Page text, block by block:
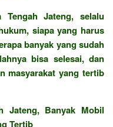
Jateng, selalu
siapa yang harus
banyak yang sudah
bisa selesai, dan
masyarakat yang tertib
Jateng, Banyak Mobil
Tertib